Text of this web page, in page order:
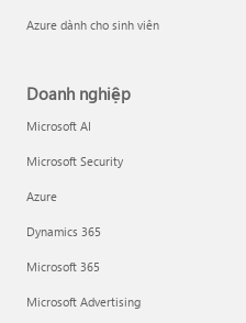
Azure dành cho sinh viên
Doanh nghiệp
Microsoft AI
Microsoft Security
Azure
Dynamics 365
Microsoft 365
Microsoft Advertising